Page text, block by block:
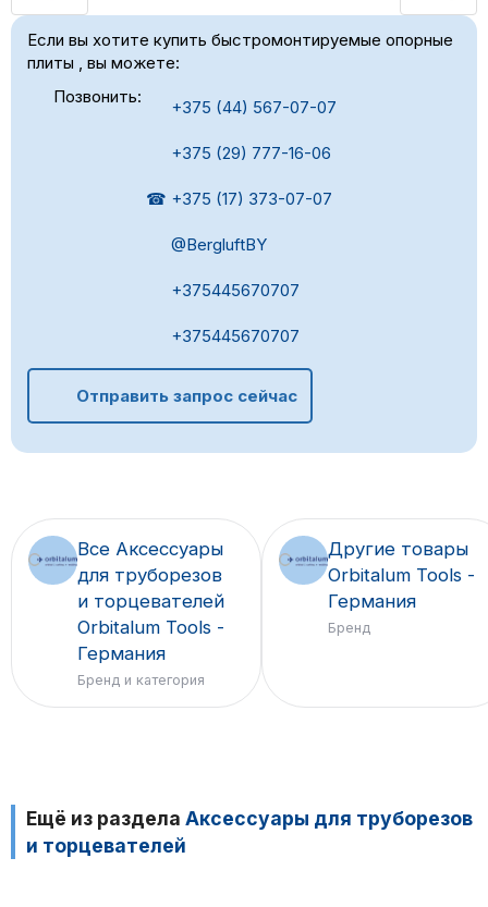
Если вы хотите купить быстромонтируемые опорные
плиты , вы можете:
Позвонить:
+375 (44) 567-07-07
+375 (29) 777-16-06
☎ +375 (17) 373-07-07
@BergluftBY
+375445670707
+375445670707
Отправить запрос сейчас
Все Аксессуары
для труборезов
и торцевателей
Orbitalum Tools -
Германия
Бренд и категория
Другие товары
Orbitalum Tools -
Германия
Бренд
Ещё из раздела Аксессуары для труборезов
и торцевателей